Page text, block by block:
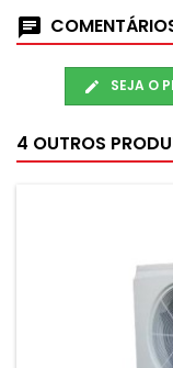
SEJA O
4 OUTROS